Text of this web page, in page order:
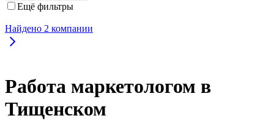
Ещё фильтры
Найдено 2 компании
Работа маркетологом в
Тищенском